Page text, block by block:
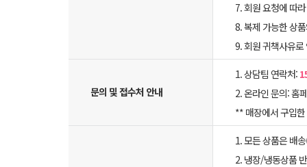
7. 회원 요청에 따
8. 복제 가능한 상
9. 회원 귀책사유
문의 및 접수처 안내
1. 상담팀 연락처:
2. 온라인 문의: 홈
** 매장에서 구입
1. 모든 상품은 배
2. 냉장/냉동상품